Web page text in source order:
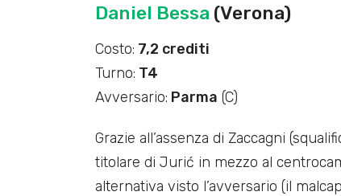
Daniel Bessa (Verona)
Costo: 7,2 crediti
Turno: T4
Avversario: Parma (C)
Grazie all’assenza di Zaccagni
titolare di Jurić in mezzo al
alternativa visto l’avversario (il